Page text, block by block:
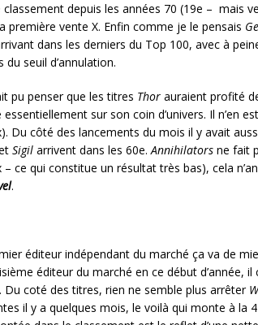
depuis les années 70 (19e – mais
première vente X. Enfin comme je le pensais
dans les derniers du Top 100, avec à
du seuil d’annulation.
pu penser que les titres Thor auraient profité
essentiellement sur son coin d’univers. Il n’en
Du côté des lancements du mois il y avait
Sigil arrivent dans les 60e. Annihilators ne fait
– ce qui constitue un résultat très bas), cela
.
éditeur indépendant du marché ça va de
éditeur du marché en ce début d’année,
Du coté des titres, rien ne semble plus arrêter
il y a quelques mois, le voilà qui monte à la